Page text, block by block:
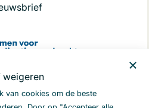
weigeren
van cookies om de beste
.